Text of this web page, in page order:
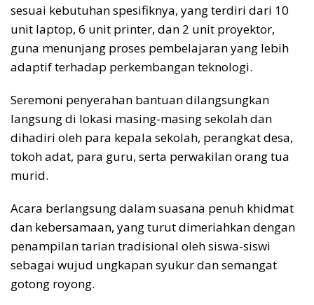
sesuai kebutuhan spesifiknya, yang terdiri dari 10
unit laptop, 6 unit printer, dan 2 unit proyektor,
guna menunjang proses pembelajaran yang lebih
adaptif terhadap perkembangan teknologi.
Seremoni penyerahan bantuan dilangsungkan
langsung di lokasi masing-masing sekolah dan
dihadiri oleh para kepala sekolah, perangkat desa,
tokoh adat, para guru, serta perwakilan orang tua
murid.
Acara berlangsung dalam suasana penuh khidmat
dan kebersamaan, yang turut dimeriahkan dengan
penampilan tarian tradisional oleh siswa-siswi
sebagai wujud ungkapan syukur dan semangat
gotong royong.